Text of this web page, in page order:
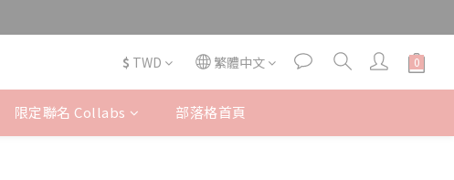
$ TWD 繁體中文
限定聯名 Collabs 部落格首頁